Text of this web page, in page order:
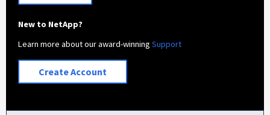
New to NetApp?
Learn more about our award-winningSupport
Create Account